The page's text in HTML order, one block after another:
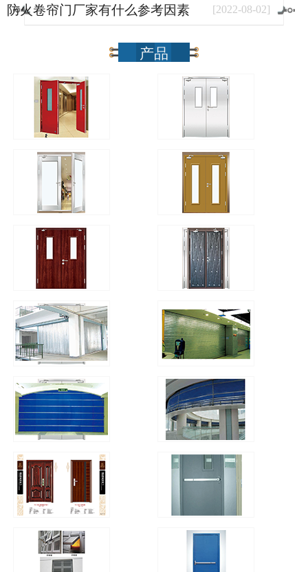
防火卷帘门厂家有什么参考因素 [2022-08-02]
产品